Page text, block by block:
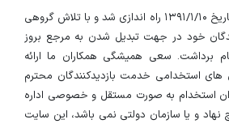
سایت ایران استخدام در تاریخ ۱۳۹۱/۱/۱۰ راه اندازی شد و با تلاش گروهی
خود در جهت تبدیل شدن به مرجع بروز
برداشت. سعی همیشگی همکاران ما ارائه
استخدامی خدمت بازدیدکنندگان محترم
استخدام به صورت مستقل و خصوصی اداره
و یا سازمان دولتی نمی باشد، این سایت